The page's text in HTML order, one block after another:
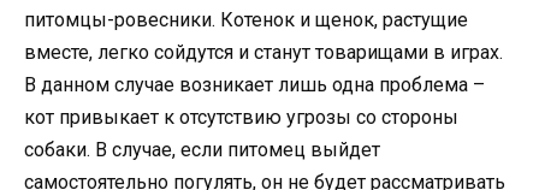
питомцы-ровесники. Котенок и щенок, растущие
вместе, легко сойдутся и станут товарищами в играх.
В данном случае возникает лишь одна проблема –
кот привыкает к отсутствию угрозы со стороны
собаки. В случае, если питомец выйдет
самостоятельно погулять, он не будет рассматривать